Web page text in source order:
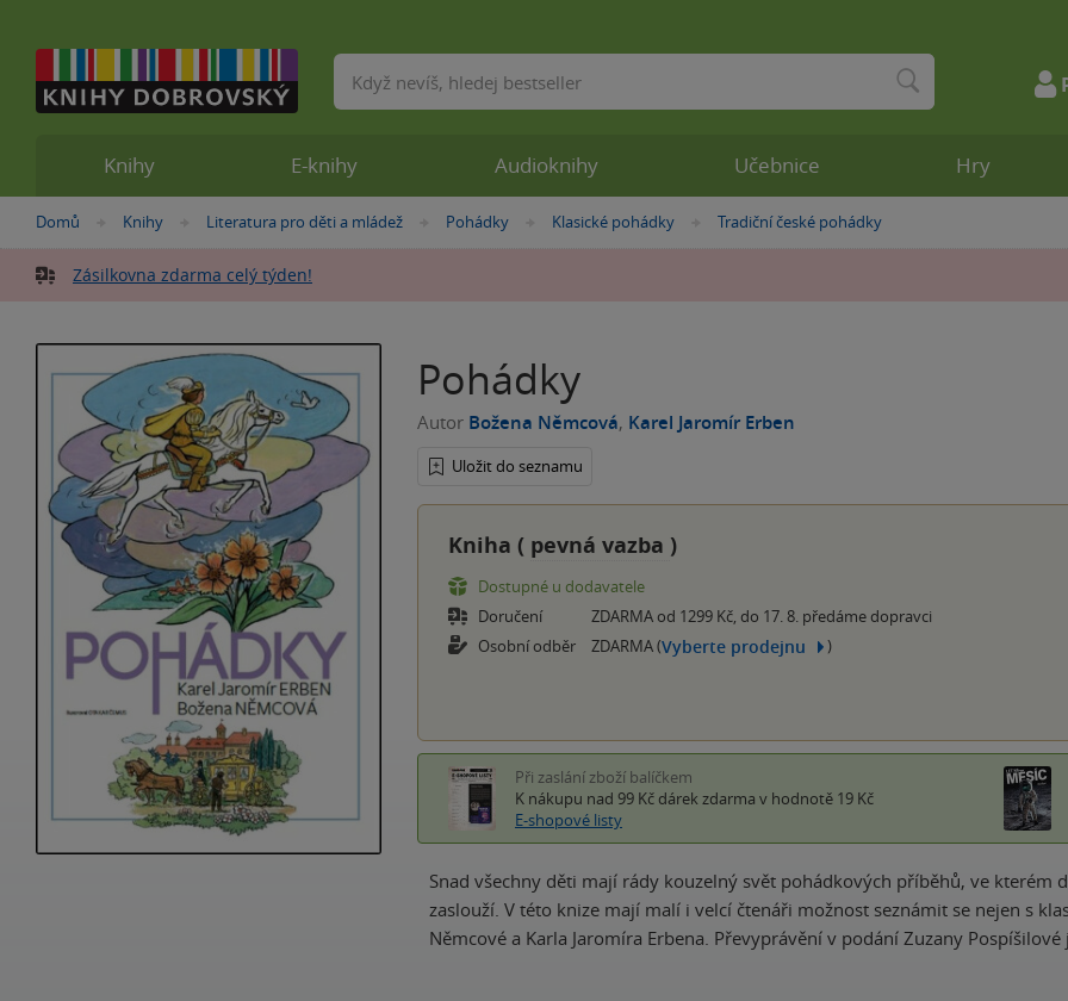
Nacházíte
zde:
Domů »
Knihy »
Literatura pro děti a mládež »Pohádky »
Klasické pohádky »
Tradiční české pohádky
Zásilkovna zdarma celý týden!
Pohádky
Autor Božena Němcová, Karel Jaromír Erben
Uložit do seznamu
Kniha ( pevná vazba )
Dostupné u dodavatele
Doručení
ZDARMA od 1299 Kč, do 17. 8. předáme dopravci
Osobní odběr
ZDARMA (Vyberte prodejnu )
Při zaslání zboží balíčkem
K nákupu nad 99 Kč dárek zdarma v hodnotě 19 Kč
E-shopové listy
Snad všechny děti mají rády kouzelný svět pohádkových příběhů, ve kterém
zaslouží. V této knize mají malí i velcí čtenáři možnost seznámit se nejen s
Němcové a Karla Jaromíra Erbena. Převyprávění v podání Zuzany
Knihy E-knihy Audioknihy Učebnice Hry
Vyhledávání